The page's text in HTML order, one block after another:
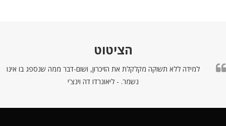
הציטוט
למידה ללא תשוקה מקלקלת את הזיכרון, ושום-דבר ממה שנספג בו אינו
נשמר. - ליאונרדו דה וינצ'י